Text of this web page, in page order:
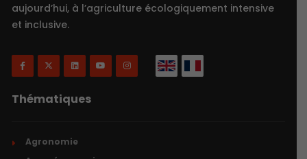
aujourd’hui, à l’agriculture écologiquement intensive
et inclusive.
Thématiques
Agronomie